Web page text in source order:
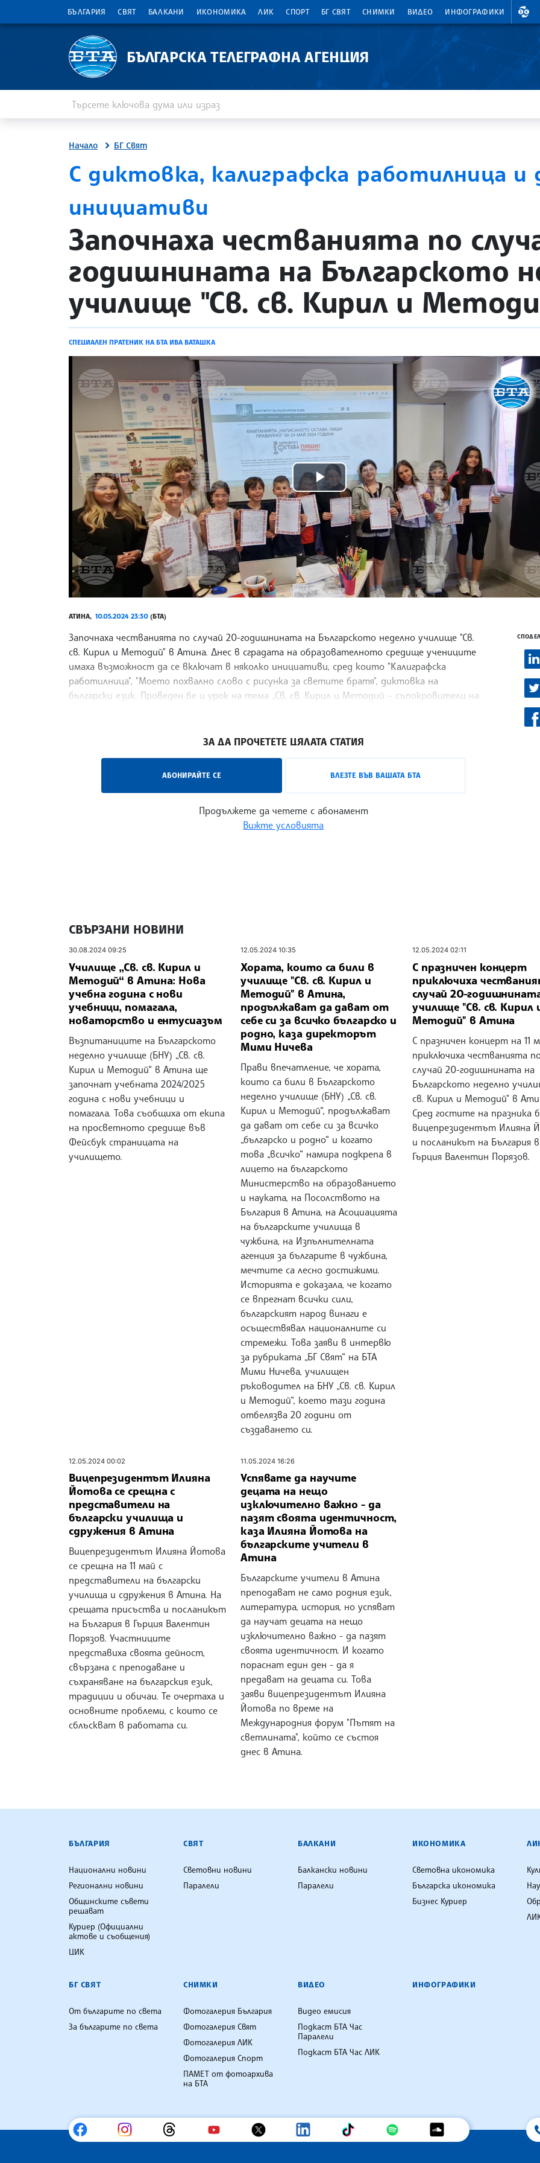
БЪЛГАРИЯ СВЯТ БАЛКАНИ ИКОНОМИКА ЛИК СПОРТ БГ СВЯТ СНИМКИ ВИДЕО ИНФОГРАФИКИ
БЪЛГАРСКА ТЕЛЕГРАФНА АГЕНЦИЯ
Начало БГ Свят
С диктовка, калиграфска работилница и
инициативи
site.bta
Започнаха честванията по
годишнината на Българското
училище "Св. св. Кирил и
СПЕЦИАЛЕН ПРАТЕНИК НА БТА ИВА ВАТАШКА
Play
Video
АТИНА, 10.05.2024 23:30 (БТА)
Започнаха честванията по случай 20-годишнината на Българското неделно училище "Св.
св. Кирил и Методий" в Атина. Днес в сградата на образователното средище учениците
имаха възможност да се включат в няколко инициативи, сред които "Калиграфска
работилница", "Моето похвално слово с рисунка за светите братя", диктовка на
български език. Проведен бе и урок на тема „Св. св. Кирил и Методий – съпокровители на
ЗА ДА ПРОЧЕТЕТЕ ЦЯЛАТА СТАТИЯ
АБОНИРАЙТЕ СЕ ВЛЕЗТЕ ВЪВ ВАШАТА БТА
Продължете да четете с абонамент
Вижте условията
СВЪРЗАНИ НОВИНИ
30.08.2024 09:25
Училище „Св. св. Кирил и
Методий“ в Атина: Нова
учебна година с нови
учебници, помагала,
новаторство и ентусиазъм
Възпитаниците на Българското
неделно училище (БНУ) „Св. св.
Кирил и Методий“ в Атина ще
започнат учебната 2024/2025
година с нови учебници и
помагала. Това съобщиха от екипа
на просветното средище във
Фейсбук страницата на
училището.
12.05.2024 10:35
Хората, които са били в
училище "Св. св. Кирил и
Методий" в Атина,
продължават да дават от
себе си за всичко българско и
родно, каза директорът
Мими Ничева
Прави впечатление, че хората,
които са били в Българското
неделно училище (БНУ) „Св. св.
Кирил и Методий“, продължават
да дават от себе си за всичко
„българско и родно“ и когато
това „всичко“ намира подкрепа в
лицето на българското
Министерство на образованието
и науката, на Посолството на
България в Атина, на Асоциацията
на българските училища в
чужбина, на Изпълнителната
агенция за българите в чужбина,
мечтите са лесно достижими.
Историята е доказала, че когато
се впрегнат всички сили,
българският народ винаги е
осъществявал националните си
стремежи. Това заяви в интервю
за рубриката „БГ Свят“ на БТА
Мими Ничева, училищен
ръководител на БНУ „Св. св. Кирил
и Методий“, което тази година
отбелязва 20 години от
създаването си.
12.05.2024 02:11
С празничен концерт
приключиха
случай 20-
училище "Св. св. Кирил
Методий" в Атина
С празничен концерт на 11
приключиха честванията
случай 20-годишнината на
Българското неделно
св. Кирил и Методий" в
Сред гостите на празника
вицепрезидентът Илияна
и посланикът на България в
Гърция Валентин Порязов.
12.05.2024 00:02
Вицепрезидентът Илияна
Йотова се срещна с
представители на
български училища и
сдружения в Атина
Вицепрезидентът Илияна Йотова
се срещна на 11 май с
представители на български
училища и сдружения в Атина. На
срещата присъства и посланикът
на България в Гърция Валентин
Порязов. Участниците
представиха своята дейност,
свързана с преподаване и
съхраняване на българския език,
традиции и обичаи. Те очертаха и
основните проблеми, с които се
сблъскват в работата си.
11.05.2024 16:26
Успявате да научите
децата на нещо
изключително важно - да
пазят своята идентичност,
каза Илияна Йотова на
българските учители в
Атина
Българските учители в Атина
преподават не само родния език,
литература, история, но успяват
да научат децата на нещо
изключително важно - да пазят
своята идентичност. И когато
пораснат един ден - да я
предават на децата си. Това
заяви вицепрезидентът Илияна
Йотова по време на
Международния форум "Пътят на
светлината", който се състоя
днес в Атина.
БЪЛГАРСКА ТЕЛЕГРАФНА АГЕНЦИЯ
БЪЛГАРИЯ
Национални новини
Регионални новини
Общинските съвети
решават
Куриер (Официални
актове и съобщения)
ЦИК
СВЯТ
Световни новини
Паралели
БАЛКАНИ
Балкански новини
Паралели
ИКОНОМИКА
Световна икономика
Българска икономика
Бизнес Куриер
БГ СВЯТ
От българите по света
За българите по света
СНИМКИ
Фотогалерия България
Фотогалерия Свят
Фотогалерия ЛИК
Фотогалерия Спорт
ПАМЕТ от фотоархива
на БТА
ВИДЕО
Видео емисия
Подкаст БТА Час
Паралели
Подкаст БТА Час ЛИК
ИНФОГРАФИКИ